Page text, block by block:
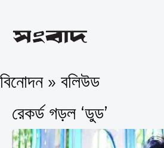
বিনোদন » বলিউড
রেকর্ড গড়ল ‘ডুড’